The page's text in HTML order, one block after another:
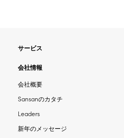
サービス
会社情報
会社概要
Sansanのカタチ
Leaders
新年のメッセージ